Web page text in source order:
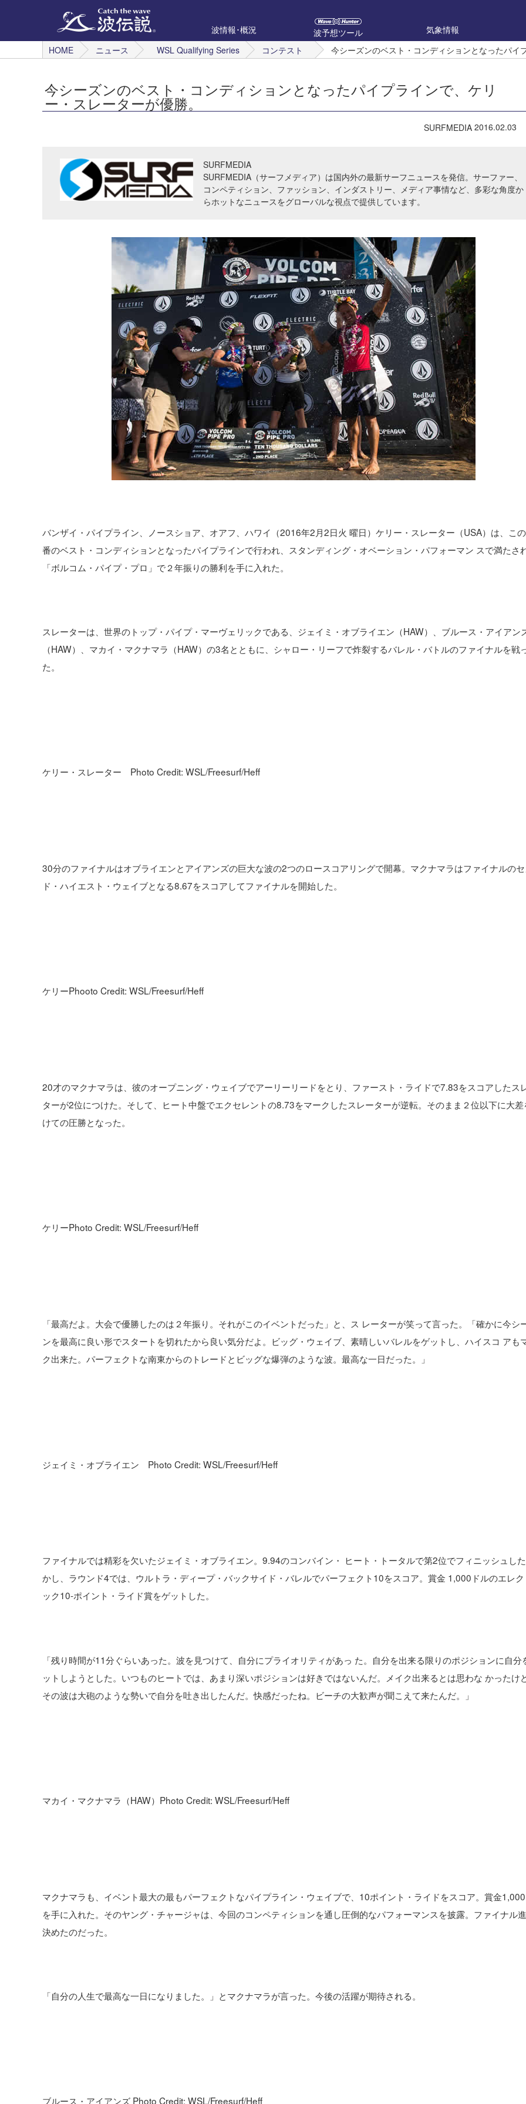
波情報･概況 波予想ツール
気象情報
HOME
ニュース WSL Qualifying Series コンテスト 今シーズンのベスト・コンディションとなったパイ
今シーズンのベスト・コンディションとなったパイプラインで、ケリ
ー・スレーターが優勝。
SURFMEDIA 2016.02.03
SURFMEDIA
SURFMEDIA（サーフメディア）は国内外の最新サーフニュースを発信。サーファー、
コンペティション、ファッション、インダストリー、メディア事情など、多彩な角度か
らホットなニュースをグローバルな視点で提供しています。
バンザイ・パイプライン、ノースショア、オアフ、ハワイ（2016年2月2日火 曜日）ケリー・スレーター（USA）は、こ
番のベスト・コンディションとなったパイプラインで行われ、スタンディング・オベーション・パフォーマン スで満たさ
「ボルコム・パイプ・プロ」で２年振りの勝利を手に入れた。
スレーターは、世界のトップ・パイプ・マーヴェリックである、ジェイミ・オブライエン（HAW）、ブルース・アイアン
（HAW）、マカイ・マクナマラ（HAW）の3名とともに、シャロー・リーフで炸裂するバレル・バトルのファイナルを戦
た。
ケリー・スレーター Photo Credit: WSL/Freesurf/Heff
30分のファイナルはオブライエンとアイアンズの巨大な波の2つのロースコアリングで開幕。マクナマラはファイナルの
ド・ハイエスト・ウェイブとなる8.67をスコアしてファイナルを開始した。
ケリーPhooto Credit: WSL/Freesurf/Heff
20才のマクナマラは、彼のオープニング・ウェイブでアーリーリードをとり、ファースト・ライドで7.83をスコアしたス
ターが2位につけた。そして、ヒート中盤でエクセレントの8.73をマークしたスレーターが逆転。そのまま２位以下に大
けての圧勝となった。
ケリーPhoto Credit: WSL/Freesurf/Heff
「最高だよ。大会で優勝したのは２年振り。それがこのイベントだった」と、ス レーターが笑って言った。「確かに今シ
ンを最高に良い形でスタートを切れたから良い気分だよ。ビッグ・ウェイブ、素晴しいバレルをゲットし、ハイスコ アも
ク出来た。パーフェクトな南東からのトレードとビッグな爆弾のような波。最高な一日だった。」
ジェイミ・オブライエン Photo Credit: WSL/Freesurf/Heff
ファイナルでは精彩を欠いたジェイミ・オブライエン。9.94のコンバイン・ ヒート・トータルで第2位でフィニッシュし
かし、ラウンド4では、ウルトラ・ディープ・バックサイド・バレルでパーフェクト10をスコア。賞金 1,000ドルのエレ
ック10-ポイント・ライド賞をゲットした。
「残り時間が11分ぐらいあった。波を見つけて、自分にプライオリティがあっ た。自分を出来る限りのポジションに自分
ットしようとした。いつものヒートでは、あまり深いポジションは好きではないんだ。メイク出来るとは思わな かったけ
その波は大砲のような勢いで自分を吐き出したんだ。快感だったね。ビーチの大歓声が聞こえて来たんだ。」
マカイ・マクナマラ（HAW）Photo Credit: WSL/Freesurf/Heff
マクナマラも、イベント最大の最もパーフェクトなパイプライン・ウェイブで、10ポイント・ライドをスコア。賞金
を手に入れた。そのヤング・チャージャは、今回のコンペティションを通し圧倒的なパフォーマンスを披露。ファイナル
決めたのだった。
「自分の人生で最高な一日になりました。」とマクナマラが言った。今後の活躍が期待される。
ブルース・アイアンズ Photo Credit: WSL/Freesurf/Heff